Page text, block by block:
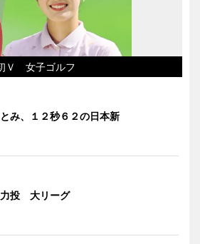
Ｖ 女子ゴルフ
み、１２秒６２の日本新
力投 大リーグ